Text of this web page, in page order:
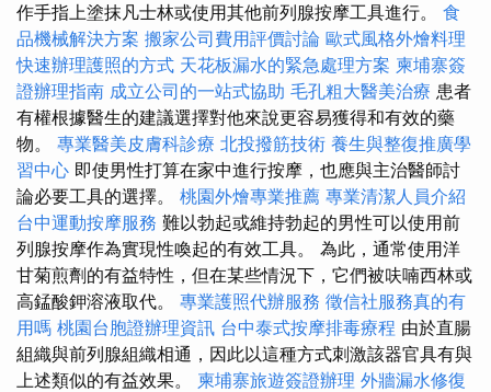
作手指上塗抹凡士林或使用其他前列腺按摩工具進行。 食
品機械解決方案 搬家公司費用評價討論 歐式風格外燴料理
快速辦理護照的方式 天花板漏水的緊急處理方案 柬埔寨簽
證辦理指南 成立公司的一站式協助 毛孔粗大醫美治療 患者
有權根據醫生的建議選擇對他來說更容易獲得和有效的藥
物。 專業醫美皮膚科診療 北投撥筋技術 養生與整復推廣學
習中心 即使男性打算在家中進行按摩，也應與主治醫師討
論必要工具的選擇。 桃園外燴專業推薦 專業清潔人員介紹
台中運動按摩服務 難以勃起或維持勃起的男性可以使用前
列腺按摩作為實現性喚起的有效工具。 為此，通常使用洋
甘菊煎劑的有益特性，但在某些情況下，它們被呋喃西林或
高錳酸鉀溶液取代。 專業護照代辦服務 徵信社服務真的有
用嗎 桃園台胞證辦理資訊 台中泰式按摩排毒療程 由於直腸
組織與前列腺組織相通，因此以這種方式刺激該器官具有與
上述類似的有益效果。 柬埔寨旅遊簽證辦理 外牆漏水修復